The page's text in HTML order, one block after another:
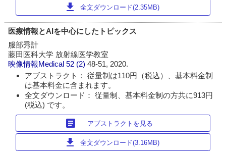
download 全文ダウンロード(2.35MB)
医療情報とAIを中心にしたトピックス
服部秀計
藤田医科大学 放射線医学教室
映像情報Medical 52 (2)48-51, 2020.
アブストラクト： 従量制は110円（税込）、基本料金制
は基本料金に含まれます。
全文ダウンロード： 従量制、基本料金制の方共に913円
(税込) です。
article アブストラクトを見る
download 全文ダウンロード(3.16MB)